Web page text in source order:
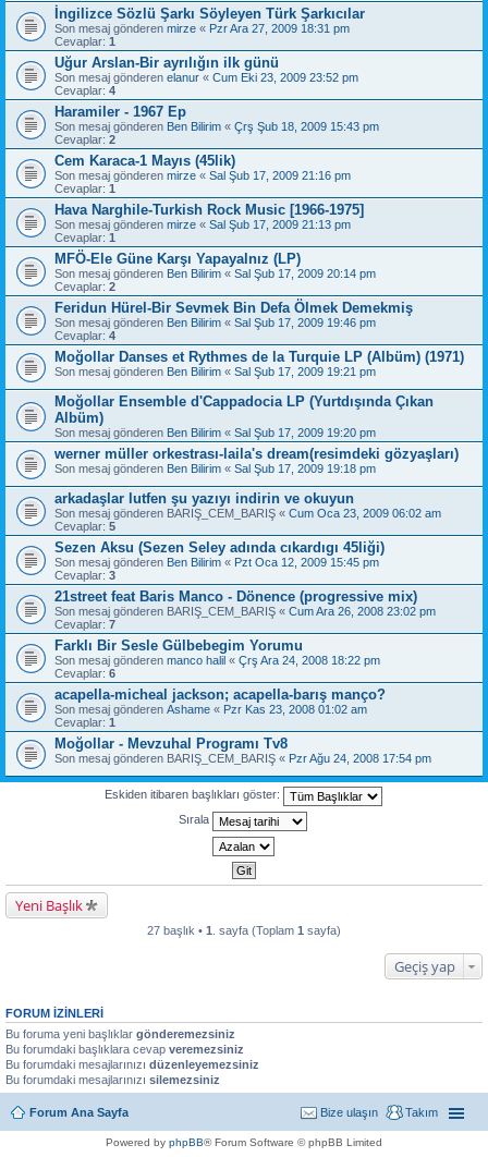
İngilizce Sözlü Şarkı Söyleyen Türk Şarkıcılar
Son mesaj gönderen mirze « Pzr Ara 27, 2009 18:31 pm
Cevaplar: 1
Uğur Arslan-Bir ayrılığın ilk günü
Son mesaj gönderen elanur « Cum Eki 23, 2009 23:52 pm
Cevaplar: 4
Haramiler - 1967 Ep
Son mesaj gönderen Ben Bilirim « Çrş Şub 18, 2009 15:43 pm
Cevaplar: 2
Cem Karaca-1 Mayıs (45lik)
Son mesaj gönderen mirze « Sal Şub 17, 2009 21:16 pm
Cevaplar: 1
Hava Narghile-Turkish Rock Music [1966-1975]
Son mesaj gönderen mirze « Sal Şub 17, 2009 21:13 pm
Cevaplar: 1
MFÖ-Ele Güne Karşı Yapayalnız (LP)
Son mesaj gönderen Ben Bilirim « Sal Şub 17, 2009 20:14 pm
Cevaplar: 2
Feridun Hürel-Bir Sevmek Bin Defa Ölmek Demekmiş
Son mesaj gönderen Ben Bilirim « Sal Şub 17, 2009 19:46 pm
Cevaplar: 4
Moğollar Danses et Rythmes de la Turquie LP (Albüm) (1971)
Son mesaj gönderen Ben Bilirim « Sal Şub 17, 2009 19:21 pm
Moğollar Ensemble d'Cappadocia LP (Yurtdışında Çıkan
Albüm)
Son mesaj gönderen Ben Bilirim « Sal Şub 17, 2009 19:20 pm
werner müller orkestrası-laila's dream(resimdeki gözyaşları)
Son mesaj gönderen Ben Bilirim « Sal Şub 17, 2009 19:18 pm
arkadaşlar lutfen şu yazıyı indirin ve okuyun
Son mesaj gönderen BARIŞ_CEM_BARIŞ « Cum Oca 23, 2009 06:02 am
Cevaplar: 5
Sezen Aksu (Sezen Seley adında cıkardıgı 45liği)
Son mesaj gönderen Ben Bilirim « Pzt Oca 12, 2009 15:45 pm
Cevaplar: 3
21street feat Baris Manco - Dönence (progressive mix)
Son mesaj gönderen BARIŞ_CEM_BARIŞ « Cum Ara 26, 2008 23:02 pm
Cevaplar: 7
Farklı Bir Sesle Gülbebegim Yorumu
Son mesaj gönderen manco halil « Çrş Ara 24, 2008 18:22 pm
Cevaplar: 6
acapella-micheal jackson; acapella-barış manço?
Son mesaj gönderen Ashame « Pzr Kas 23, 2008 01:02 am
Cevaplar: 1
Moğollar - Mevzuhal Programı Tv8
Son mesaj gönderen BARIŞ_CEM_BARIŞ « Pzr Ağu 24, 2008 17:54 pm
Eskiden itibaren başlıkları göster:
Sırala
Yeni Başlık
27 başlık • 1 . sayfa (Toplam 1 sayfa)
Geçiş yap
FORUM IZINLERI
Bu foruma yeni başlıklar gönderemezsiniz
Bu forumdaki başlıklara cevap veremezsiniz
Bu forumdaki mesajlarınızı düzenleyemezsiniz
Bu forumdaki mesajlarınızı silemezsiniz
Forum Ana Sayfa Takım
Bize ulaşın
Powered by phpBB® Forum Software © phpBB Limited